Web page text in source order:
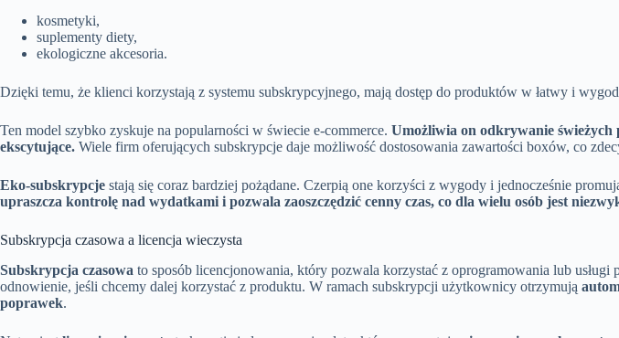
kosmetyki,
suplementy diety,
ekologiczne akcesoria.
Dzięki temu, że klienci korzystają z systemu subskrypcyjnego, mają dostęp do produktów w łatwy i
Ten model szybko zyskuje na popularności w świecie e-commerce. Umożliwia on odkrywanie świeżych
ekscytujące. Wiele firm oferujących subskrypcje daje możliwość dostosowania zawartości boxów, co
Eko-subskrypcje stają się coraz bardziej pożądane. Czerpią one korzyści z wygody i jednocześnie
upraszcza kontrolę nad wydatkami i pozwala zaoszczędzić cenny czas, co dla wielu osób jest
Subskrypcja czasowa a licencja wieczysta
Subskrypcja czasowa to sposób licencjonowania, który pozwala korzystać z oprogramowania lub
odnowienie, jeśli chcemy dalej korzystać z produktu. W ramach subskrypcji użytkownicy otrzymują
poprawek.